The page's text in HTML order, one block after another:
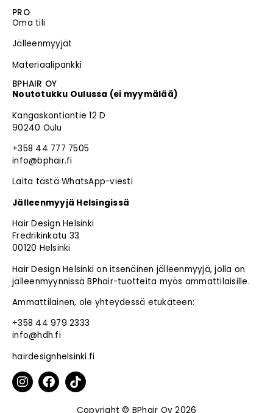
PRO
Oma tili
Jälleenmyyjät
Materiaalipankki
BPHAIR OY
Noutotukku Oulussa (ei myymälää)
Kangaskontiontie 12 D
90240 Oulu
+358 44 777 7505
info@bphair.fi
Laita tästä WhatsApp-viesti
Jälleenmyyjä Helsingissä
Hair Design Helsinki
Fredrikinkatu 33
00120 Helsinki
Hair Design Helsinki on itsenäinen jälleenmyyjä, jolla on
jälleenmyynnissä BPhair-tuotteita myös ammattilaisille.
Ammattilainen, ole yhteydessä etukäteen:
+358 44 979 2333
info@hdh.fi
hairdesignhelsinki.fi
Copyright © BPhair Oy 2026